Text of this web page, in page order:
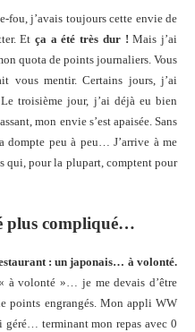
fou, j’avais toujours cette envie de
Et ça a été très dur ! Mais j’ai
quota de points journaliers. Vous
vous mentir. Certains jours, j’ai
troisième jour, j’ai déjà eu bien
mon envie s’est apaisée. Sans
dompte peu à peu… J’arrive à me
qui, pour la plupart, comptent pour
plus compliqué…
: un japonais… à volonté.
à volonté »… je me devais d’être
points engrangés. Mon appli WW
géré… terminant mon repas avec 0